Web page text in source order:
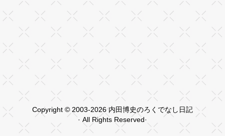
Copyright © 2003-2026 内田博史のろくでなし日記
· All Rights Reserved·